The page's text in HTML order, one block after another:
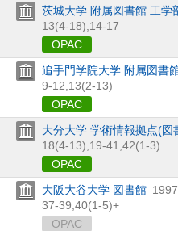
茨城大学 附属図書館 工学
13(4-18), 14-17
OPAC
追手門学院大学 附属図書
9-12, 13(2-13)
OPAC
大分大学 学術情報拠点(図
18(4-13), 19-41, 42(1-3)
OPAC
大阪大谷大学 図書館
37-39, 40(1-5)+
OPAC